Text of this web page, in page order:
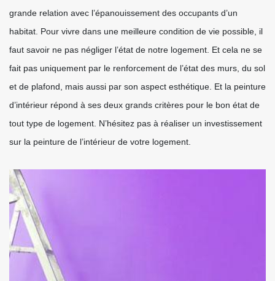
grande relation avec l’épanouissement des occupants d’un
habitat. Pour vivre dans une meilleure condition de vie possible, il
faut savoir ne pas négliger l’état de notre logement. Et cela ne se
fait pas uniquement par le renforcement de l’état des murs, du sol
et de plafond, mais aussi par son aspect esthétique. Et la peinture
d’intérieur répond à ses deux grands critères pour le bon état de
tout type de logement. N’hésitez pas à réaliser un investissement
sur la peinture de l’intérieur de votre logement.